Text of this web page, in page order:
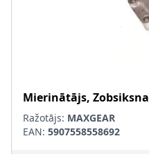
Mierinātājs, Zobsiksna
Ražotājs: MAXGEAR
EAN: 5907558558692